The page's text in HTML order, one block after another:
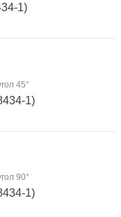
1)
45°
1)
90°
1)